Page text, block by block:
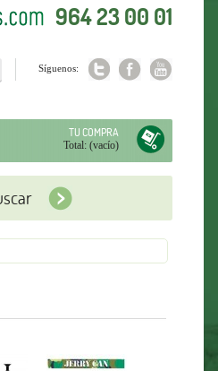
964 23 00 01
Síguenos:
TU COMPRA
Total: (vacío)